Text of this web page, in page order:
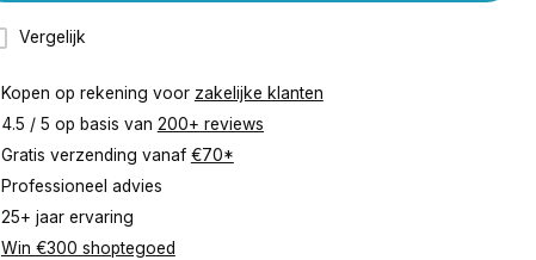
Vergelijk
Kopen op rekening voor zakelijke klanten
4.5 / 5 op basis van 200+ reviews
Gratis verzending vanaf €70*
Professioneel advies
25+ jaar ervaring
Win €300 shoptegoed